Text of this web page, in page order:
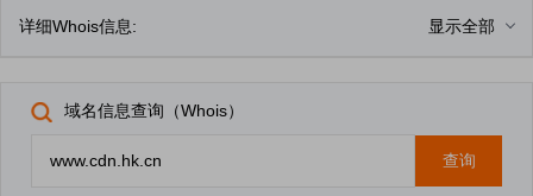
详细Whois信息: 显示全部
域名信息查询（Whois）